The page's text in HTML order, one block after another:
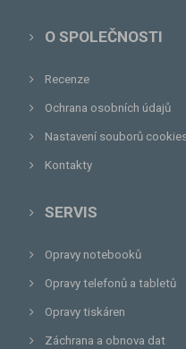
O SPOLEČNOSTI
Recenze
Ochrana osobních údajů
Nastavení souborů
Kontakty
SERVIS
Opravy notebooků
Opravy telefonů a tabletů
Opravy tiskáren
Záchrana a obnova dat